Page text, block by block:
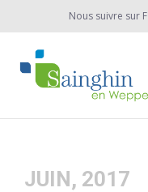
Nous suivre sur
Agenda
JUIN, 2017